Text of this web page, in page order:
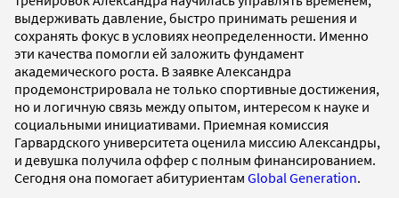
выдерживать давление, быстро принимать решения и
сохранять фокус в условиях неопределенности. Именно
эти качества помогли ей заложить фундамент
академического роста. В заявке Александра
продемонстрировала не только спортивные достижения,
но и логичную связь между опытом, интересом к науке и
социальными инициативами. Приемная комиссия
Гарвардского университета оценила миссию Александры,
и девушка получила оффер с полным финансированием.
Сегодня она помогает абитуриентам Global Generation.